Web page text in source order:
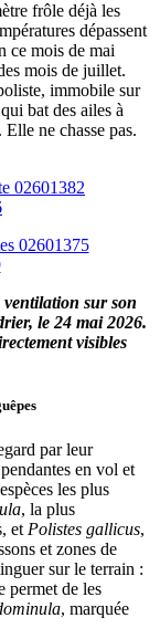
frôle déjà les
dépassent
ce mois de mai
mois de juillet.
immobile sur
bat des ailes à
ne chasse pas.
ventilation sur son
le 24 mai 2026.
visibles
par leur
en vol et
les plus
, la plus
et Polistes gallicus,
et zones de
sur le terrain :
permet de les
, marquée